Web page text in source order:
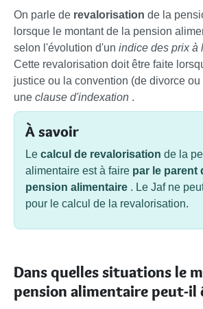
On parle de revalorisation de la
lorsque le montant de la pension
selon l'évolution d'un indice des prix à
Cette revalorisation doit être faite
justice ou la convention (de divorce
une clause d'indexation .
À savoir
Le calcul de revalorisation de la
alimentaire est à faire par le parent
pension alimentaire . Le Jaf ne
pour le calcul de la revalorisation.
Dans quelles situations le
pension alimentaire peut-il